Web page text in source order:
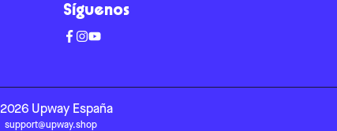
Síguenos
2026 Upway España
support@upway.shop